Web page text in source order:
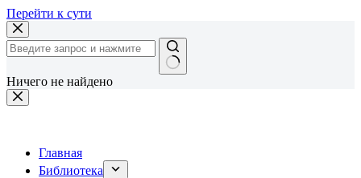
Перейти к сути
Ничего не найдено
Главная
Библиотека